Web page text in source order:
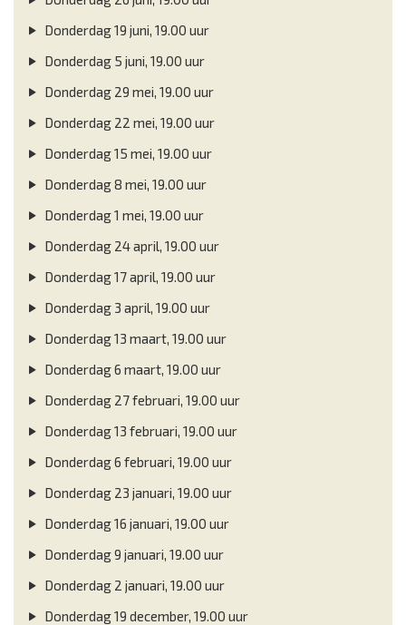
Donderdag 19 juni, 19.00 uur
Donderdag 5 juni, 19.00 uur
Donderdag 29 mei, 19.00 uur
Donderdag 22 mei, 19.00 uur
Donderdag 15 mei, 19.00 uur
Donderdag 8 mei, 19.00 uur
Donderdag 1 mei, 19.00 uur
Donderdag 24 april, 19.00 uur
Donderdag 17 april, 19.00 uur
Donderdag 3 april, 19.00 uur
Donderdag 13 maart, 19.00 uur
Donderdag 6 maart, 19.00 uur
Donderdag 27 februari, 19.00 uur
Donderdag 13 februari, 19.00 uur
Donderdag 6 februari, 19.00 uur
Donderdag 23 januari, 19.00 uur
Donderdag 16 januari, 19.00 uur
Donderdag 9 januari, 19.00 uur
Donderdag 2 januari, 19.00 uur
Donderdag 19 december, 19.00 uur